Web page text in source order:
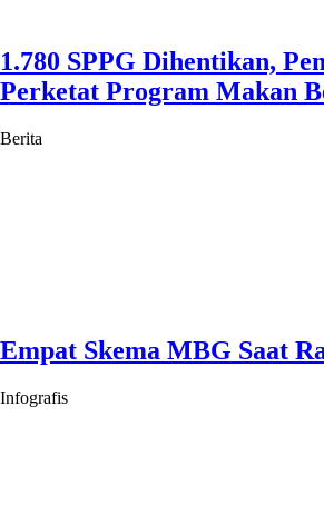
1.780 SPPG Dihentikan,
Perketat Program Makan
Berita
Empat Skema MBG Saat
Infografis